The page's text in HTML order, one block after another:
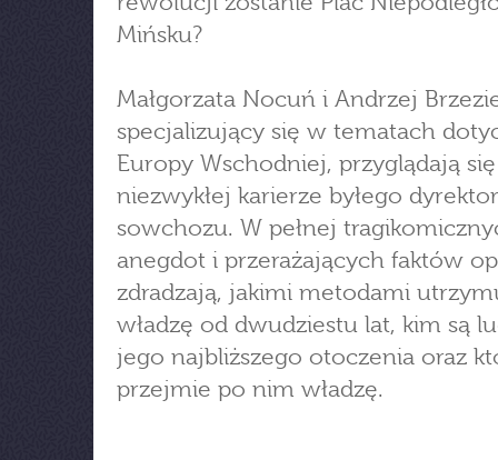
Mińsku?
Małgorzata Nocuń i Andrzej
specjalizujący się w tematach
Europy Wschodniej, przyglądają się
niezwykłej karierze byłego
sowchozu. W pełnej
anegdot i przerażających faktów
zdradzają, jakimi metodami
władzę od dwudziestu lat, kim są
jego najbliższego otoczenia oraz
przejmie po nim władzę.